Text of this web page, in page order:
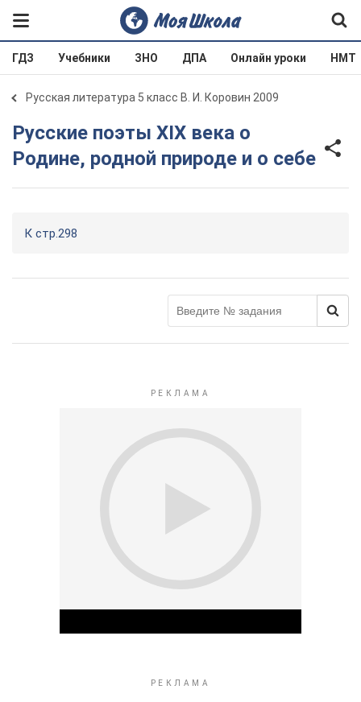
ГДЗ Учебники ЗНО ДПА Онлайн уроки НМТ
Русская литература 5 класс В. И. Коровин 2009
Русские поэты XIX века о
Родине, родной природе и о себе
К стр.298